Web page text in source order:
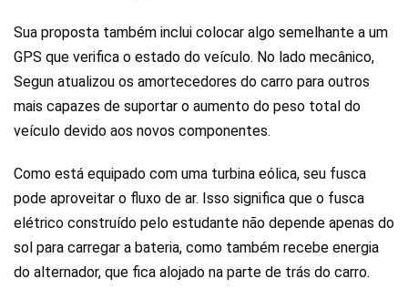
Sua proposta também inclui colocar algo semelhante a um
GPS que verifica o estado do veículo. No lado mecânico,
Segun atualizou os amortecedores do carro para outros
mais capazes de suportar o aumento do peso total do
veículo devido aos novos componentes.
Como está equipado com uma turbina eólica, seu fusca
pode aproveitar o fluxo de ar. Isso significa que o fusca
elétrico construído pelo estudante não depende apenas do
sol para carregar a bateria, como também recebe energia
do alternador, que fica alojado na parte de trás do carro.